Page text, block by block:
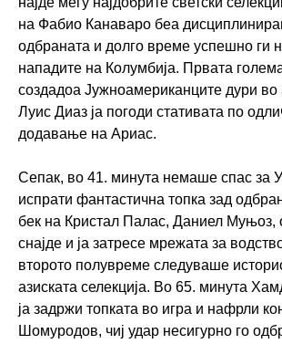
на Фабио Канаваро беа
одбраната и долго време успешно ги
нападите на Колумбија. Првата
создадоа Јужноамериканците дури во
Луис Диаз ја погоди стативата по
додавање на Ариас.
Сепак, во 41. минута немаше спас за
испрати фантастична топка зад
бек на Кристал Палас, Даниел Муњоз,
снајде и ја затресе мрежата за
второто полувреме следуваше
азиската селекција. Во 65. минута
ја задржи топката во игра и нафрли
Шомуродов, чиј удар несигурно го